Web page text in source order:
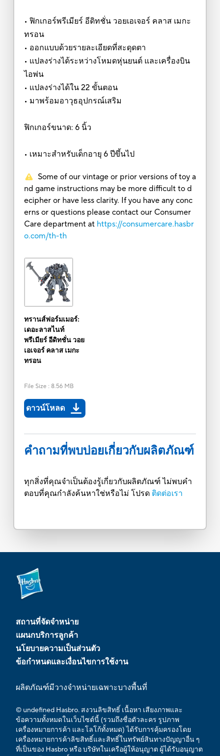
• ฟิกเกอร์พรีเมียร์ อีดิทชั่น วอยเอเจอร์ คลาส เมกะ
ทรอน
• ออกแบบด้วยรายละเอียดที่สะดุดตา
• แปลงร่างได้ระหว่างโหมดหุ่นยนต์ และเครื่องบิน
ไอพ่น
• แปลงร่างได้ใน 22 ขั้นตอน
• มาพร้อมอาวุธอุปกรณ์เสริม
ฟิกเกอร์ขนาด: 6 นิ้ว
• เหมาะสำหรับเด็กอายุ 6 ปีขึ้นไป
Some of our vintage or prior versions of toy a
nd game instructions may be more difficult to d
ecipher or have less clarity. If you have any conc
erns or questions please contact our Consumer
Care department at https://consumercare.hasbr
o.com/th-th
ทรานส์ฟอร์มเมอร์:
เดอะลาสไนท์
พรีเมียร์ อีดิทชั่น วอย
เอเจอร์ คลาส เมกะ
ทรอน
File Size : 8.56 MB
ดาวน์โหลด
คำถามที่พบบ่อยเกี่ยวกับผลิตภัณฑ์
ทุกสิ่งที่คุณจำเป็นต้องรู้เกี่ยวกับผลิตภัณฑ์ ไม่พบคำ
ตอบที่คุณกำลังค้นหาใช่หรือไม่ โปรด ติดต่อเรา
สถานที่จัดจำหน่าย
แผนกบริการลูกค้า
นโยบายความเป็นส่วนตัว
ข้อกำหนดและเงื่อนไขการใช้งาน
ผลิตภัณฑ์มีวางจำหน่ายเฉพาะบางพื้นที่
© undefined Hasbro. สงวนลิขสิทธิ์ เนื้อหา เสียงภาพและ
ข้อความทั้งหมดในเว็บไซต์นี้ (รวมถึงชื่อตัวละคร รูปภาพ
เครื่องหมายการค้า และโลโก้ทั้งหมด) ได้รับการคุ้มครองโดย
เครื่องหมายการค้าลิขสิทธิ์และสิทธิ์ในทรัพย์สินทางปัญญาอื่น ๆ
ที่เป็นของ Hasbro หรือ บริษัทในเครือผู้ให้อนุญาต ผู้ได้รับอนุญาต